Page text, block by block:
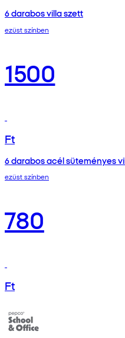
6 darabos villa szett
ezüst színben
1500
Ft
6 darabos acél süteményes
ezüst színben
780
Ft